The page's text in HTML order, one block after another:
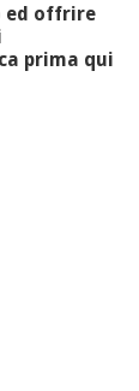
ed offrire
prima qui